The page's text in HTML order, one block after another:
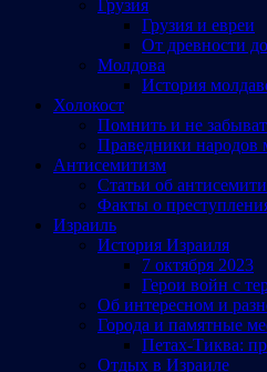
Грузия
Грузия и евреи
От древности
Молдова
История
Холокост
Помнить и не
Праведники народов
Антисемитизм
Статьи об
Факты о
Израиль
История Израиля
7 октября 2023
Герои войн с
Об интересном и
Города и памятные
Петах-Тиква:
Отдых в Израиле